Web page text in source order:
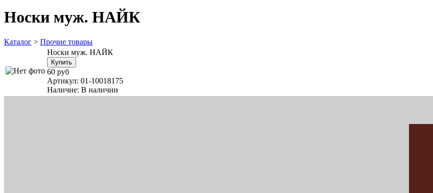
Носки муж. НАЙК
Каталог > Прочие товары
Носки муж. НАЙК
60 руб
Артикул: 01-10018175
Наличие: В наличии